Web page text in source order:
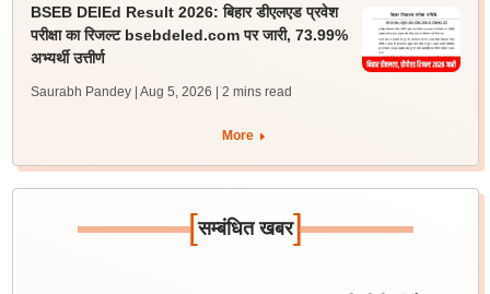
BSEB DElEd Result 2026: बिहार डीएलएड प्रवेश
परीक्षा का रिजल्ट bsebdeled.com पर जारी, 73.99%
अभ्यर्थी उत्तीर्ण
Saurabh Pandey | Aug 5, 2026 | 2 mins read
More
[सम्बंधित खबर]